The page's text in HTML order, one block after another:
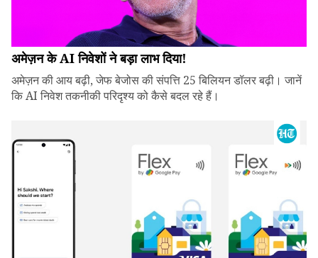
अमेज़न के AI निवेशों ने बड़ा लाभ दिया!
अमेज़न की आय बढ़ी, जेफ बेजोस की संपत्ति 25 बिलियन डॉलर बढ़ी। जानें
कि AI निवेश तकनीकी परिदृश्य को कैसे बदल रहे हैं।